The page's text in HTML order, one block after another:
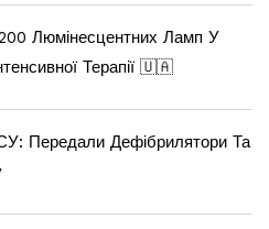
Люмінесцентних Ламп У
Терапії 🇺🇦
Передали Дефібрилятори Та